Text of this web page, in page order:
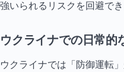
強いられるリスクを回避でき
ウクライナでの日常的
ウクライナでは「防御運転